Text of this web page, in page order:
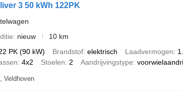
3 50 kWh 122PK
nieuw
10 km
PK (90 kW) Brandstof elektrisch Laadvermogen
4x2 Stoelen 2 Aandrijvingstype
Veldhoven